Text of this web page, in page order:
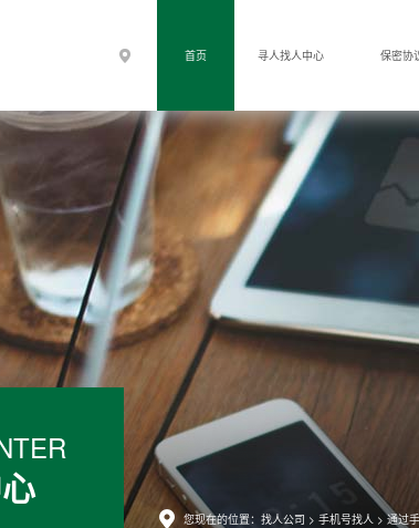
首页 寻人找人中心 保密协
您现在的位置： 找人公司 > 手机号找人 > 通过